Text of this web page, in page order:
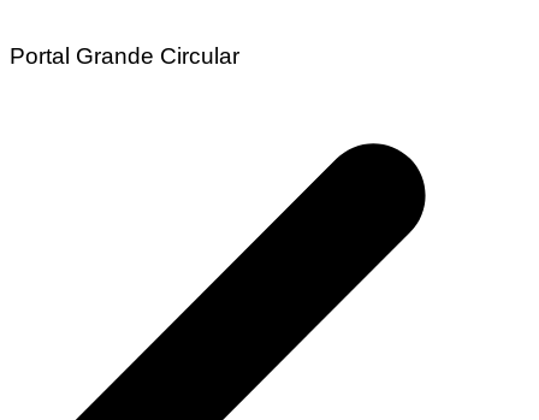
Portal Grande Circular